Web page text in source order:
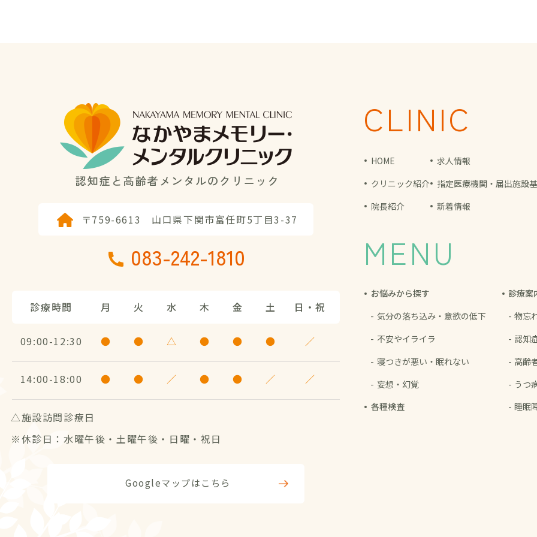
〒759-6613 山口県下関市富任町5丁目3-37
083-242-1810
診療時間 月 火 水 木 金 土 日・祝
09:00 12:30 ● ● △ ● ● ● ／
14:00 18:00 ● ● ／ ● ● ／ ／
△施設訪問診療日
※休診日：水曜午後・土曜午後・日曜・祝日
Googleマップはこちら
CLINIC
HOME
クリニック紹介
院長紹介
求人情報
指定医療機関・届出施設
新着情報
MENU
お悩みから探す
気分の落ち込み・ 意欲の低下
不安やイライラ
寝つきが悪い・ 眠れない
妄想・幻覚
各種検査
診療案
物忘
認知
高齢
うつ
睡眠